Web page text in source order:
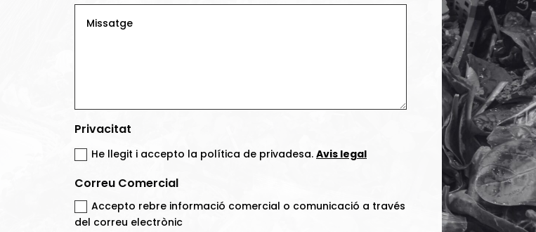
Privacitat
He llegit i accepto la política de privadesa.Avis legal
Correu Comercial
Accepto rebre informació comercial o comunicació a través
del correu electrònic